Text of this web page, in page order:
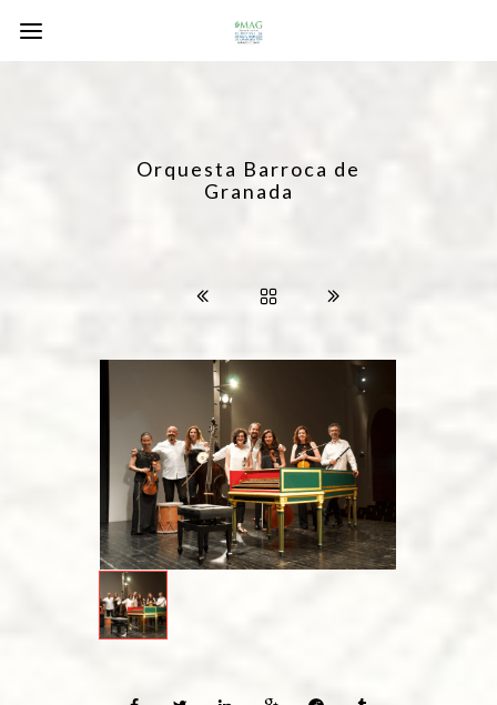
Orquesta Barroca de
Granada